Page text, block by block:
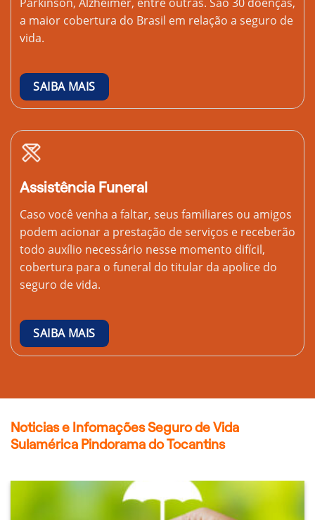
a maior cobertura do Brasil em relação a seguro de
vida.
SAIBA MAIS
Assistência Funeral
Caso você venha a faltar, seus familiares ou amigos
podem acionar a prestação de serviços e receberão
todo auxílio necessário nesse momento difícil,
cobertura para o funeral do titular da apolice do
seguro de vida.
SAIBA MAIS
Noticias e Infomações Seguro de Vida
Sulamérica Pindorama do Tocantins